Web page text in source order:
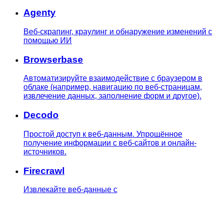
Agenty
Веб-скрапинг, краулинг и обнаружение изменений с
помощью ИИ
Browserbase
Автоматизируйте взаимодействие с браузером в
облаке (например, навигацию по веб-страницам,
извлечение данных, заполнение форм и другое).
Decodo
Простой доступ к веб-данным. Упрощённое
получение информации с веб-сайтов и онлайн-
источников.
Firecrawl
Извлекайте веб-данные с